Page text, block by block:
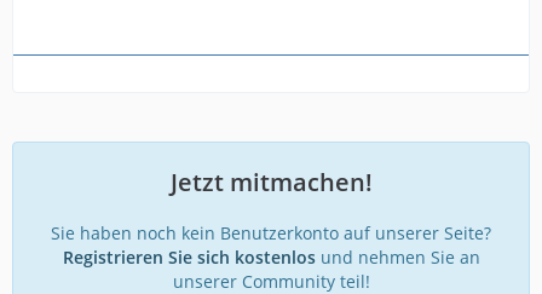
Jetzt mitmachen!
Sie haben noch kein Benutzerkonto auf unserer Seite?
Registrieren Sie sich kostenlosund nehmen Sie an
unserer Community teil!